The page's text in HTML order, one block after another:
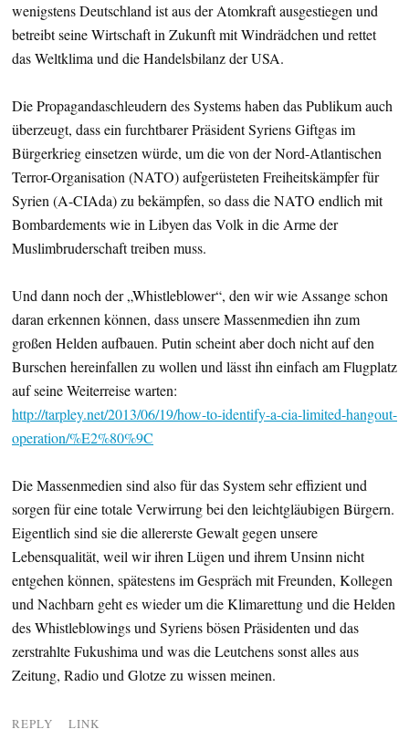
wenigstens Deutschland ist aus der Atomkraft ausgestiegen und
betreibt seine Wirtschaft in Zukunft mit Windrädchen und rettet
das Weltklima und die Handelsbilanz der USA.
Die Propagandaschleudern des Systems haben das Publikum auch
überzeugt, dass ein furchtbarer Präsident Syriens Giftgas im
Bürgerkrieg einsetzen würde, um die von der Nord-Atlantischen
Terror-Organisation (NATO) aufgerüsteten Freiheitskämpfer für
Syrien (A-CIAda) zu bekämpfen, so dass die NATO endlich mit
Bombardements wie in Libyen das Volk in die Arme der
Muslimbruderschaft treiben muss.
Und dann noch der „Whistleblower“, den wir wie Assange schon
daran erkennen können, dass unsere Massenmedien ihn zum
großen Helden aufbauen. Putin scheint aber doch nicht auf den
Burschen hereinfallen zu wollen und lässt ihn einfach am Flugplatz
auf seine Weiterreise warten:
http://tarpley.net/2013/06/19/how-to-identify-a-cia-limited-hangout-
operation/%E2%80%9C
Die Massenmedien sind also für das System sehr effizient und
sorgen für eine totale Verwirrung bei den leichtgläubigen Bürgern.
Eigentlich sind sie die allererste Gewalt gegen unsere
Lebensqualität, weil wir ihren Lügen und ihrem Unsinn nicht
entgehen können, spätestens im Gespräch mit Freunden, Kollegen
und Nachbarn geht es wieder um die Klimarettung und die Helden
des Whistleblowings und Syriens bösen Präsidenten und das
zerstrahlte Fukushima und was die Leutchens sonst alles aus
Zeitung, Radio und Glotze zu wissen meinen.
REPLY LINK